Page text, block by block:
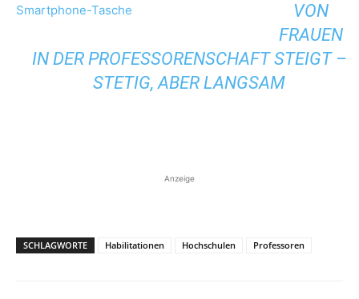
VON
FRAUEN
IN DER PROFESSORENSCHAFT STEIGT –
STETIG, ABER LANGSAM
Anzeige
SCHLAGWORTE Habilitationen Hochschulen Professoren